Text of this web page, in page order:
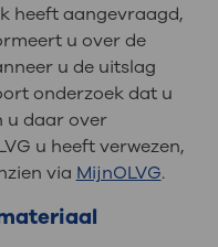
heeft aangevraagd,
u over de
u de uitslag
onderzoek dat u
u daar over
u heeft verwezen,
via MijnOLVG.